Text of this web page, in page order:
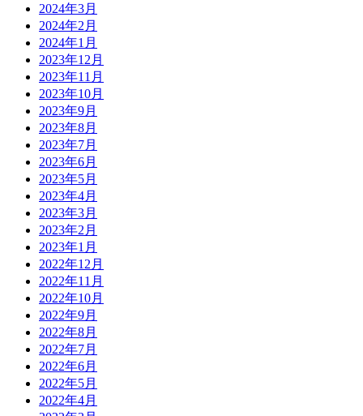
2024年3月
2024年2月
2024年1月
2023年12月
2023年11月
2023年10月
2023年9月
2023年8月
2023年7月
2023年6月
2023年5月
2023年4月
2023年3月
2023年2月
2023年1月
2022年12月
2022年11月
2022年10月
2022年9月
2022年8月
2022年7月
2022年6月
2022年5月
2022年4月